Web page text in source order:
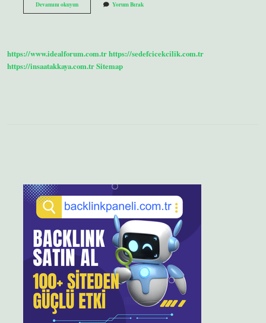
Devamını okuyun4
Sınıf
Yorum Bırak
https://www.idealforum.com.trhttps://sedefcicekcilik.com.tr
https://insaatakkaya.com.trSitemap